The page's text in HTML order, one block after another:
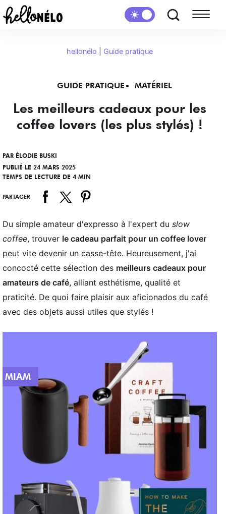
hellonélo Guide pratique
GUIDE PRATIQUE MATÉRIEL
Les meilleurs cadeaux pour les
coffee lovers (les plus stylés) !
PAR ÉLODIE BUSKI
PUBLIÉ LE 24 MARS 2025
TEMPS DE LECTURE DE 4 MIN
PARTAGER
Du simple amateur d'expresso à l'expert du slow
coffee, trouver le cadeau parfait pour un coffee lover
peut vite devenir un casse-tête. Heureusement, j'ai
concocté cette sélection des meilleurs cadeaux pour
amateurs de café, alliant esthétisme, qualité et
praticité. De quoi faire plaisir aux aficionados du café
avec des objets aussi utiles que stylés !